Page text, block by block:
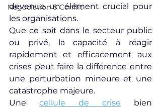
Négociation & Conflit
devenue un élément crucial pour
les organisations.
Que ce soit dans le secteur public
ou privé, la capacité à réagir
rapidement et efficacement aux
crises peut faire la différence entre
une perturbation mineure et une
catastrophe majeure.
Une cellule de crise bien